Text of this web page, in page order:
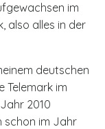
im
also alles in der
deutschen
Telemark im
2010
schon im Jahr